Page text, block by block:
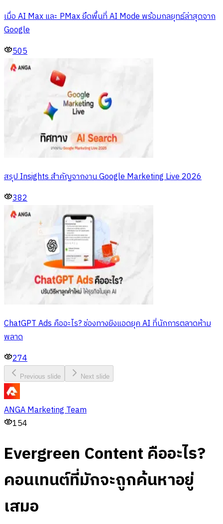
เมื่อ AI Max และ PMax ยึดพื้นที่ AI Mode พร้อมกลยุทธ์ล่าสุดจาก
Google
505
สรุป Insights สำคัญจากงาน Google Marketing Live 2026
382
ChatGPT Ads คืออะไร? ช่องทางยิงแอดยุค AI ที่นักการตลาดห้าม
พลาด
274
Previous slide Next slide
ANGA Marketing Team
154
Evergreen Content คืออะไร?
คอนเทนต์ที่มักจะถูกค้นหาอยู่
เสมอ